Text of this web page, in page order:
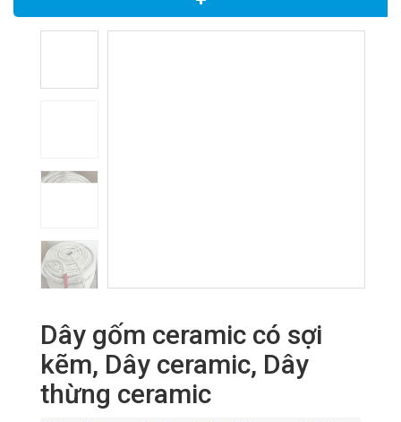
Dây gốm ceramic có sợi
kẽm, Dây ceramic, Dây
thừng ceramic